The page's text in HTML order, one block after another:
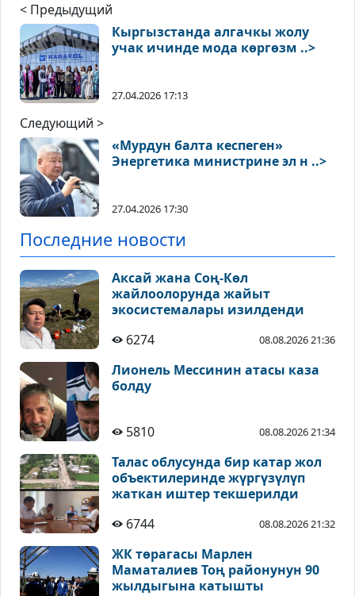
< Предыдущий
Кыргызстанда алгачкы жолу
учак ичинде мода көргөзм ..>
27.04.2026 17:13
Следующий >
«Мурдун балта кеспеген»
Энергетика министрине эл н ..>
27.04.2026 17:30
Последние новости
Аксай жана Соң-Көл
жайлоолорунда жайыт
экосистемалары изилденди
6274
08.08.2026 21:36
Лионель Мессинин атасы каза
болду
5810 08.08.2026 21:34
Талас облусунда бир катар жол
объектилеринде жүргүзүлүп
жаткан иштер текшерилди
6744
08.08.2026 21:32
ЖК төрагасы Марлен
Маматалиев Тоң районунун 90
жылдыгына катышты